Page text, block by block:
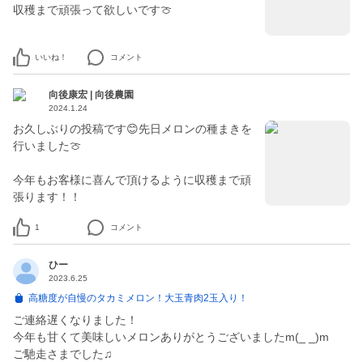
収穫まで頑張って欲しいです🍈
いいね！ コメント
向後康宏 | 向後農園
2024.1.24
お久しぶりの投稿です😊先日メロンの種まきを
行いました🍈
今年もお客様に喜んで頂けるように収穫まで頑
張ります！！
1 コメント
ひー
2023.6.25
高糖度が自慢のタカミメロン！大玉青肉2玉入り！
ご連絡遅くなりました！
今年も甘くて美味しいメロンありがとうございましたm(_ _)m
ご馳走さまでした♫